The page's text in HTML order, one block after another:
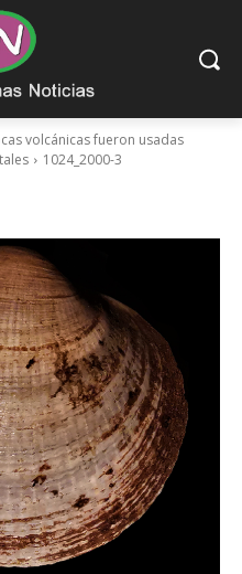
volcánicas fueron usadas
1024_2000-3